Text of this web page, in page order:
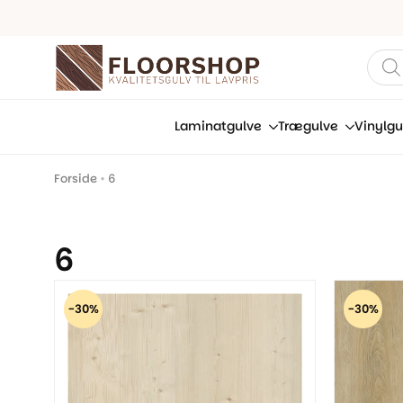
Laminatgulve Trægulve
Forside • 6
6
-30% -30%